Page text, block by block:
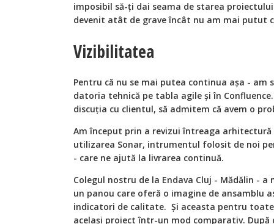
imposibil să-ți dai seama de starea
devenit atât de grave încât nu am mai putut
Vizibilitatea
Pentru că nu se mai putea continua așa - am
datoria tehnică pe tabla agile și în
discuția cu clientul, să admitem că avem o
Am început prin a revizui întreaga
utilizarea Sonar, intrumentul folosit de noi
- care ne ajută la livrarea continuă.
Colegul nostru de la Endava Cluj - Mădălin -
un panou care oferă o imagine de ansamblu
indicatori de calitate. Și aceasta pentru toate
același proiect într-un mod comparativ.